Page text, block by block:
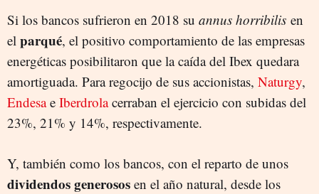
Si los bancos sufrieron en 2018 su annus horribilis en
el parqué, el positivo comportamiento de las empresas
energéticas posibilitaron que la caída del Ibex quedara
amortiguada. Para regocijo de sus accionistas, Naturgy,
Endesae Iberdrolacerraban el ejercicio con subidas del
23%, 21% y 14%, respectivamente.
Y, también como los bancos, con el reparto de unos
dividendos generosos en el año natural, desde los